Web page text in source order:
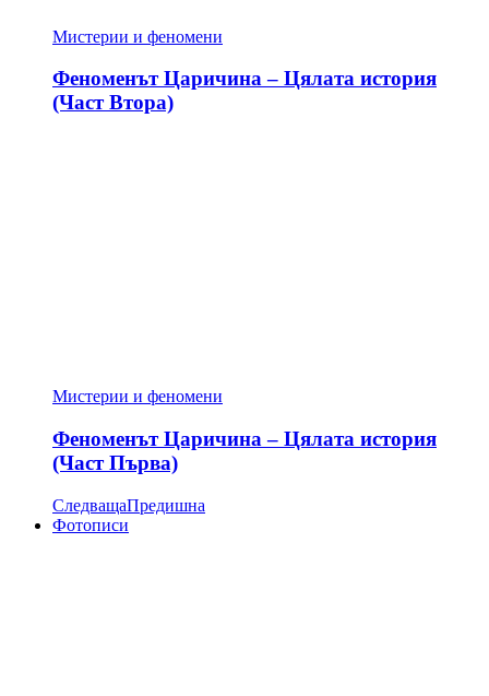
Мистерии и феномени
Феноменът Царичина – Цялата история
(Част Втора)
Мистерии и феномени
Феноменът Царичина – Цялата история
(Част Първа)
СледващаПредишна
Фотописи